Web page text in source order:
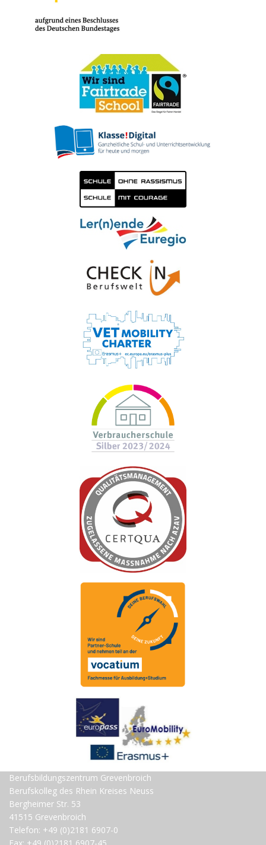
Berufsbildungszentrum Grevenbroich
Berufskolleg des Rhein Kreises Neuss
Bergheimer Str. 53
41515 Grevenbroich
Telefon: +49 (0)2181 6907-0